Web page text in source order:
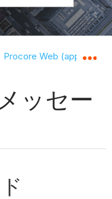
開/折りたたむ
Procore Web
ッセー